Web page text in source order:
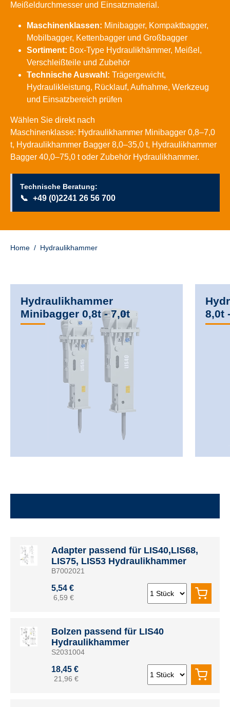
Meißeldurchmesser und Einsatzmaterial.
Maschinenklassen: Minibagger, Kompaktbagger,
Mobilbagger, Kettenbagger und Großbagger
Sortiment: Box-Type Hydraulikhämmer, Meißel,
Verschleißteile und Zubehör
Technische Auswahl: Trägergewicht,
Hydraulikleistung, Rücklauf, Aufnahme, Werkzeug
und Einsatzbereich prüfen
Wählen Sie direkt nach
Maschinenklasse: Hydraulikhammer Minibagger 0,8–7,0
t, Hydraulikhammer Bagger 8,0–35,0 t, Hydraulikhammer
Bagger 40,0–75,0 toder Zubehör Hydraulikhammer.
Technische Beratung:
📞 +49 (0)2241 26 56 700
Home / Hydraulikhammer
Hydraulikhammer
Minibagger 0,8t - 7,0t
8,0t
Adapter passend für LIS40,LIS68,
LIS75, LIS53 Hydraulikhammer
B7002021
5,54 €
6,59 €
Bolzen passend für LIS40
Hydraulikhammer
S2031004
18,45 €
21,96 €